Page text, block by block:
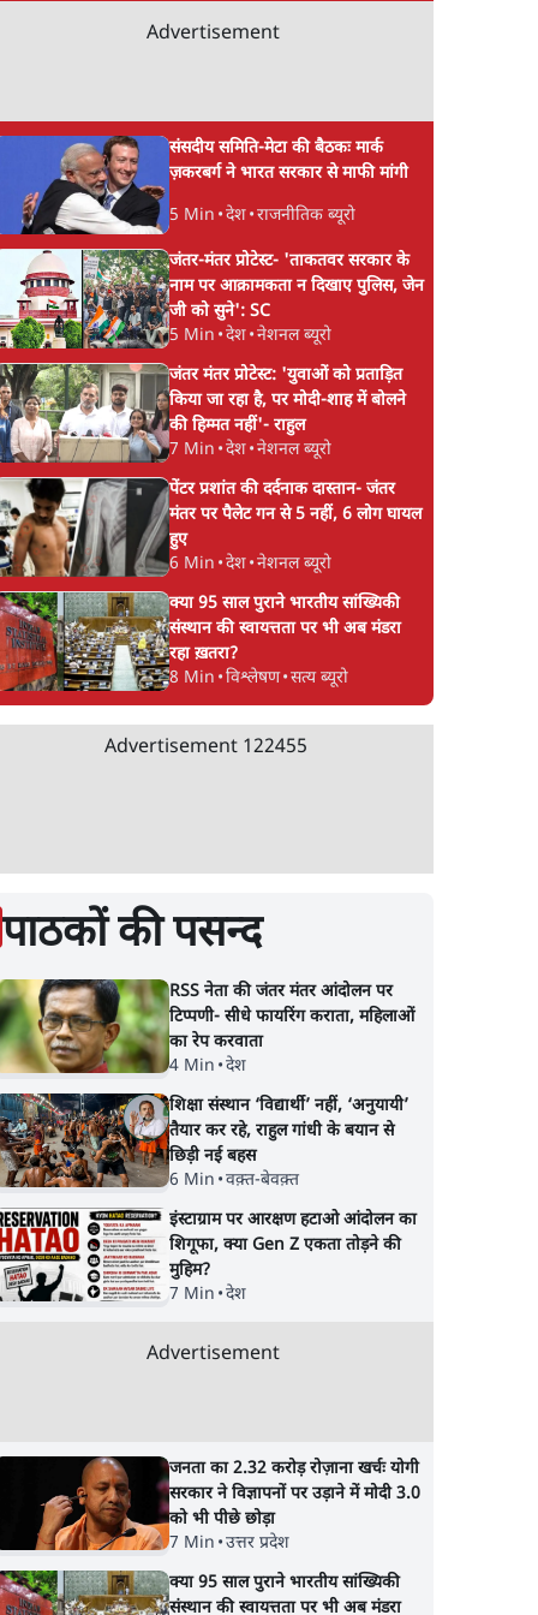
जंतर-मंतर आंदोलन: आक्रोश
का प्रदर्शन या प्रतिरोध का
कार्निवाल?
क्या युवाओं के
रुक जाएगा हिंदू राष्ट्र का
Advertisement
संसदीय समिति-मेटा की बैठकः मार्क
ज़करबर्ग ने भारत सरकार से माफी मांगी
5 Min •देश•राजनीतिक ब्यूरो
जंतर-मंतर प्रोटेस्ट- 'ताकतवर सरकार के
नाम पर आक्रामकता न दिखाए पुलिस, जेन
जी को सुने': SC
5 Min •देश•नेशनल ब्यूरो
जंतर मंतर प्रोटेस्ट: 'युवाओं को प्रताड़ित
किया जा रहा है, पर मोदी-शाह में बोलने
की हिम्मत नहीं'- राहुल
7 Min •देश•नेशनल ब्यूरो
पेंटर प्रशांत की दर्दनाक दास्तान- जंतर
मंतर पर पैलेट गन से 5 नहीं, 6 लोग घायल
हुए
6 Min •देश•नेशनल ब्यूरो
क्या 95 साल पुराने भारतीय सांख्यिकी
संस्थान की स्वायत्तता पर भी अब मंडरा
रहा ख़तरा?
8 Min •विश्लेषण•सत्य ब्यूरो
Advertisement 122455
पाठकों की पसन्द
RSS नेता की जंतर मंतर आंदोलन पर
टिप्पणी- सीधे फायरिंग कराता, महिलाओं
का रेप करवाता
4 Min •देश
शिक्षा संस्थान ‘विद्यार्थी’ नहीं, ‘अनुयायी’
तैयार कर रहे, राहुल गांधी के बयान से
छिड़ी नई बहस
6 Min •वक़्त-बेवक़्त
इंस्टाग्राम पर आरक्षण हटाओ आंदोलन का
शिगूफा, क्या Gen Z एकता तोड़ने की
मुहिम?
7 Min •देश
Advertisement
जनता का 2.32 करोड़ रोज़ाना खर्चः योगी
सरकार ने विज्ञापनों पर उड़ाने में मोदी 3.0
को भी पीछे छोड़ा
7 Min •उत्तर प्रदेश
क्या 95 साल पुराने भारतीय सांख्यिकी
संस्थान की स्वायत्तता पर भी अब मंडरा